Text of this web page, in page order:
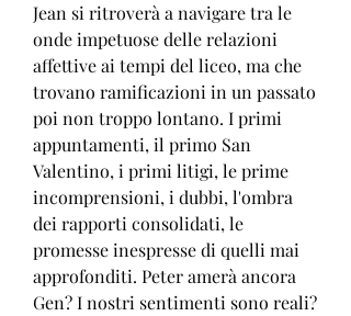
Jean si ritroverà a navigare tra le
onde impetuose delle relazioni
affettive ai tempi del liceo, ma che
trovano ramificazioni in un passato
poi non troppo lontano. I primi
appuntamenti, il primo San
Valentino, i primi litigi, le prime
incomprensioni, i dubbi, l'ombra
dei rapporti consolidati, le
promesse inespresse di quelli mai
approfonditi. Peter amerà ancora
Gen? I nostri sentimenti sono reali?